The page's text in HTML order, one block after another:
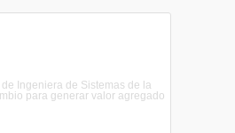
Ingeniera de Sistemas de la
para generar valor agregado